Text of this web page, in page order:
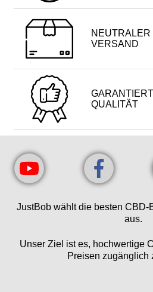
NEUTRALER
VERSAND
QUALITÄT
JustBob wählt die besten CBD-
aus.
Unser Ziel ist es, hochwertige
Preisen zugänglich